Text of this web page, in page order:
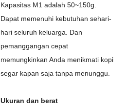
Kapasitas M1 adalah 50~150g.
Dapat memenuhi kebutuhan sehari-
hari seluruh keluarga. Dan
pemanggangan cepat
memungkinkan Anda menikmati kopi
segar kapan saja tanpa menunggu.
Ukuran dan berat